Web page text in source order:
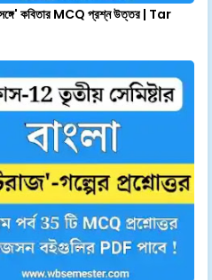
কবিতার MCQ প্রশ্ন উত্তর | Tar